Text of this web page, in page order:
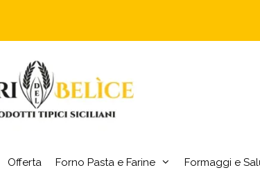
Offerta Forno Pasta e Farine Formaggi e